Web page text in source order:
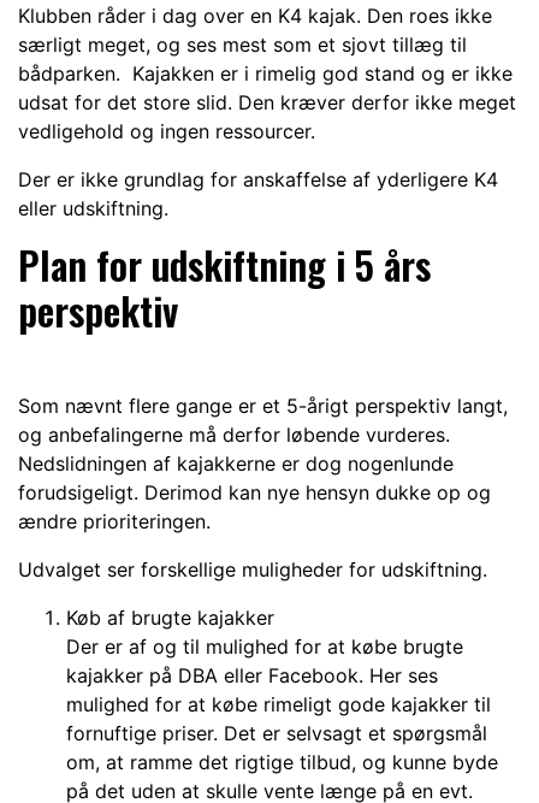
Klubben råder i dag over en K4 kajak. Den roes ikke
særligt meget, og ses mest som et sjovt tillæg til
bådparken. Kajakken er i rimelig god stand og er ikke
udsat for det store slid. Den kræver derfor ikke meget
vedligehold og ingen ressourcer.
Der er ikke grundlag for anskaffelse af yderligere K4
eller udskiftning.
Plan for udskiftning i 5 års
perspektiv
Som nævnt flere gange er et 5-årigt perspektiv langt,
og anbefalingerne må derfor løbende vurderes.
Nedslidningen af kajakkerne er dog nogenlunde
forudsigeligt. Derimod kan nye hensyn dukke op og
ændre prioriteringen.
Udvalget ser forskellige muligheder for udskiftning.
Køb af brugte kajakker
Der er af og til mulighed for at købe brugte
kajakker på DBA eller Facebook. Her ses
mulighed for at købe rimeligt gode kajakker til
fornuftige priser. Det er selvsagt et spørgsmål
om, at ramme det rigtige tilbud, og kunne byde
på det uden at skulle vente længe på en evt.